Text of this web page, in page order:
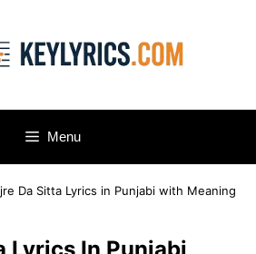
Menu
Da Sitta Lyrics in Punjabi with Meaning
Lyrics In Punjabi